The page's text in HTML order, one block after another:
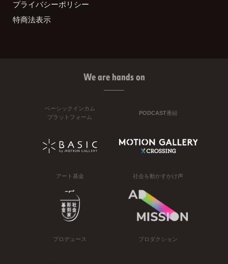
プライバシーポリシー
特商法表示
We are hands on
ベーシックインカム
プラットフォーム
PODCAST番組
アート基金 社会を動かすかけ声
プロデュース プロダクション